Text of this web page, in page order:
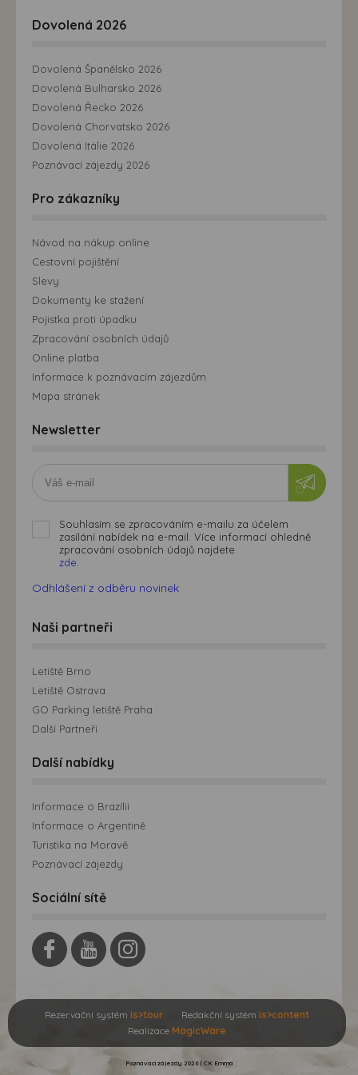
Poznávací zájezdy 2026 | CK Emma
Dovolená 2026
Dovolená Španělsko 2026
Dovolená Bulharsko 2026
Dovolená Řecko 2026
Dovolená Chorvatsko 2026
Dovolená Itálie 2026
Poznávací zájezdy 2026
Pro zákazníky
Návod na nákup online
Cestovní pojištění
Slevy
Dokumenty ke stažení
Pojistka proti úpadku
Zpracování osobních údajů
Online platba
Informace k poznávacím zájezdům
Mapa stránek
Newsletter
Souhlasím se zpracováním e-mailu za účelem
zasílání nabídek na e-mail. Více informací ohledně
zpracování osobních údajů najdete
zde.
Odhlášení z odběru novinek
Naši partneři
Letiště Brno
Letiště Ostrava
GO Parking letiště Praha
Další Partneři
Další nabídky
Informace o Brazílii
Informace o Argentině
Turistika na Moravě
Poznávací zájezdy
Sociální sítě
Rezervační systém is>tour Redakční systém is>content
Realizace MagicWare